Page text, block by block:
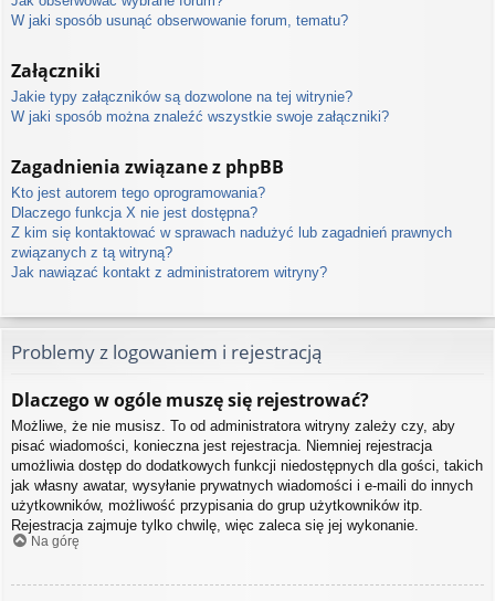
W jaki sposób usunąć obserwowanie forum, tematu?
Załączniki
Jakie typy załączników są dozwolone na tej witrynie?
W jaki sposób można znaleźć wszystkie swoje załączniki?
Zagadnienia związane z phpBB
Kto jest autorem tego oprogramowania?
Dlaczego funkcja X nie jest dostępna?
Z kim się kontaktować w sprawach nadużyć lub zagadnień prawnych
związanych z tą witryną?
Jak nawiązać kontakt z administratorem witryny?
Problemy z logowaniem i rejestracją
Dlaczego w ogóle muszę się rejestrować?
Możliwe, że nie musisz. To od administratora witryny zależy czy, aby
pisać wiadomości, konieczna jest rejestracja. Niemniej rejestracja
umożliwia dostęp do dodatkowych funkcji niedostępnych dla gości, takich
jak własny awatar, wysyłanie prywatnych wiadomości i e-maili do innych
użytkowników, możliwość przypisania do grup użytkowników itp.
Rejestracja zajmuje tylko chwilę, więc zaleca się jej wykonanie.
Na górę